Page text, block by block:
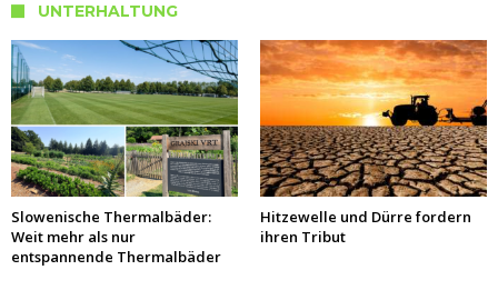
UNTERHALTUNG
Slowenische Thermalbäder:
Weit mehr als nur
entspannende Thermalbäder
Hitzewelle und Dürre fordern
ihren Tribut